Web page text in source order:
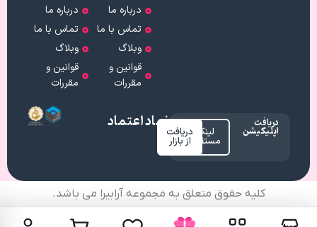
درباره ما
تماس با ما
وبلاگ
قوانین و
مقررات
درباره ما
تماس با ما
وبلاگ
قوانین و
مقررات
دریافت
اپلیکیشن لینک
مستقیم
دریافت
از بازار
نماد اعتماد
کلیه حقوق متعلق به مجموعه آرابیرا می باشد.